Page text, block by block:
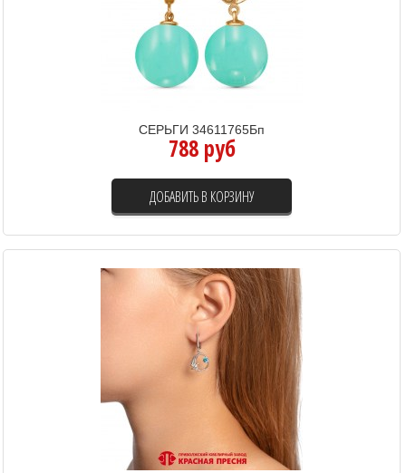
СЕРЬГИ 34611765Бп
788 руб
ДОБАВИТЬ В КОРЗИНУ